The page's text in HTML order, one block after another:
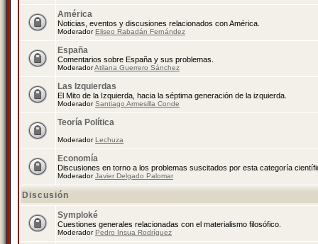
América
Noticias, eventos y discusiones relacionados con América.
ModeradorEliseo Rabadán Fernández
España
Comentarios sobre España y sus problemas.
ModeradorAtilana Guerrero Sánchez
Las Izquierdas
El Mito de la Izquierda, hacia la séptima generación de la izquierda.
ModeradorSantiago Armesilla Conde
Teoría Política
ModeradorLechuza
Economía
Discusiones en torno a los problemas suscitados por esta categoría
ModeradorJavier Delgado Palomar
Discusión
Symploké
Cuestiones generales relacionadas con el materialismo filosófico.
ModeradorPedro Insua Rodríguez